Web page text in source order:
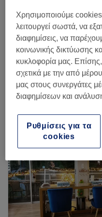
Η ομάδα:
Η ομάδα είναι
να βρείτε μαζί τις
Τι μας αρέσει:
Περιβάλλον: Μοντέρνο,
Ειδικεύονται σε: Μανικιούρ,
προσώπου.
Go
Thermoplus
30 λεπτά
Ultratone
30 λεπτά
Περισσότερα για το
Τρίτη
Τετάρτη
Πέμπτη
Παρασκευή
Σάββατο
Κυριακή
Το Alcyon Beauty Clinic στο
χαλαρωτικός και
Χρησιμοποιούμε
λειτουργεί σωστά, να
διαφημίσεις, να
κοινωνικής δικτύωσης
κυκλοφορία μας.
σχετικά με την από
μας στους συνεργάτες
διαφημίσεων και
Ρυθμίσεις για τα
cookies